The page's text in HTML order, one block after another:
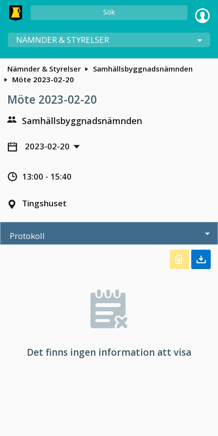
Sök
NÄMNDER & STYRELSER
Nämnder & Styrelser
Samhällsbyggnadsnämnden
Möte 2023-02-20
Möte 2023-02-20
Samhällsbyggnadsnämnden
2023-02-20
13:00 - 15:40
Tingshuset
Protokoll
Det finns ingen information att visa